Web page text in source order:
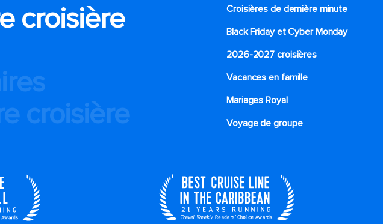
croisière
croisière
Croisières de dernière minute
Black Friday et Cyber Monday
2026-2027 croisières
Vacances en famille
Mariages Royal
Voyage de groupe​